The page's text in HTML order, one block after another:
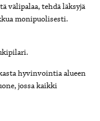
välipalaa, tehdä läksyjä
monipuolisesti.
hyvinvointia alueen
jossa kaikki